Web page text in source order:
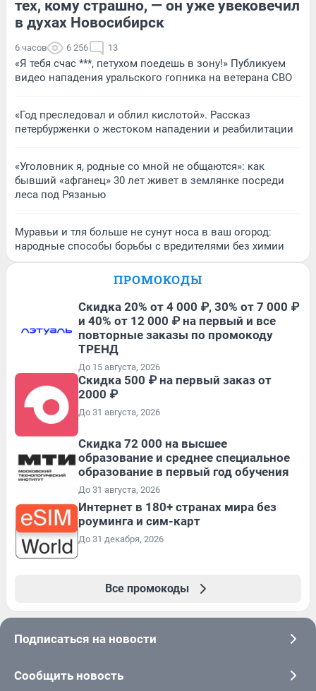
тех, кому страшно, — он уже увековечил
в духах Новосибирск
6 часов 6 256 13
«Я тебя счас ***, петухом поедешь в зону!» Публикуем
видео нападения уральского гопника на ветерана СВО
«Год преследовал и облил кислотой». Рассказ
петербурженки о жестоком нападении и реабилитации
«Уголовник я, родные со мной не общаются»: как
бывший «афганец» 30 лет живет в землянке посреди
леса под Рязанью
Муравьи и тля больше не сунут носа в ваш огород:
народные способы борьбы с вредителями без химии
ПРОМОКОДЫ
Скидка 20% от 4 000 ₽, 30% от 7 000 ₽
и 40% от 12 000 ₽ на первый и все
повторные заказы по промокоду
ТРЕНД
До 15 августа, 2026
Скидка 500 ₽ на первый заказ от
2000 ₽
До 31 августа, 2026
Скидка 72 000 на высшее
образование и среднее специальное
образование в первый год обучения
До 31 августа, 2026
Интернет в 180+ странах мира без
роуминга и сим-карт
До 31 декабря, 2026
Все промокоды
Подписаться на новости
Сообщить новость